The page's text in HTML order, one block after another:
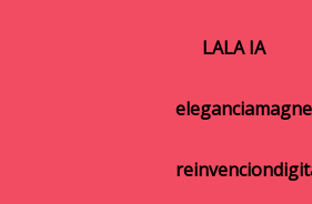
LALA IA